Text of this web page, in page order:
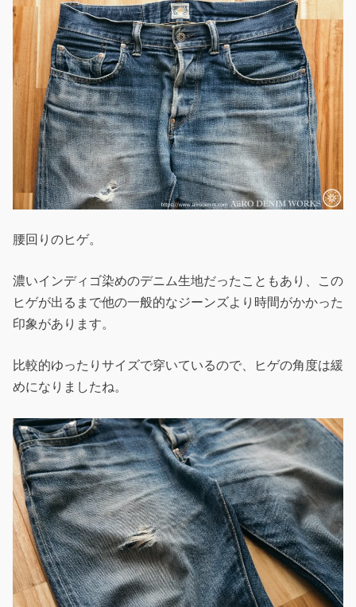
腰回りのヒゲ。
濃いインディゴ染めのデニム生地だったこともあり、この
ヒゲが出るまで他の一般的なジーンズより時間がかかった
印象があります。
比較的ゆったりサイズで穿いているので、ヒゲの角度は緩
めになりましたね。